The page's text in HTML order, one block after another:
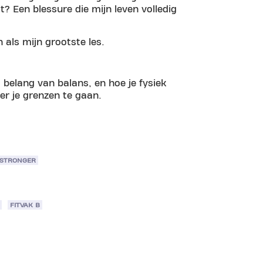
Een blessure die mijn leven volledig
als mijn grootste les.
van balans, en hoe je fysiek
je grenzen te gaan.
FITVAK B